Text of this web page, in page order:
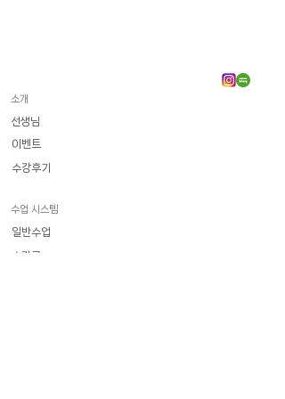
소개
선생님
이벤트
수강후기
수업 시스템
일반수업
수강료